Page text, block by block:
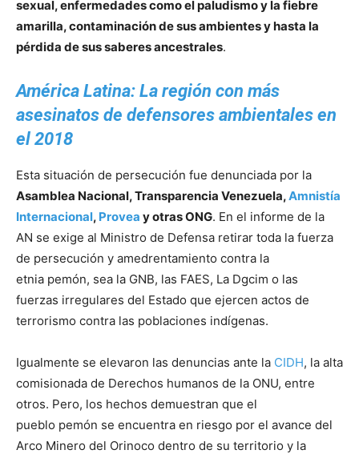
sexual, enfermedades como el paludismo y la fiebre
amarilla, contaminación de sus ambientes y hasta la
pérdida de sus saberes ancestrales.
América Latina: La región con más
asesinatos de defensores ambientales en
el 2018
Esta situación de persecución fue denunciada por la
Asamblea Nacional, Transparencia Venezuela,Amnistía
Internacional, Provea y otras ONG. En el informe de la
AN se exige al Ministro de Defensa retirar toda la fuerza
de persecución y amedrentamiento contra la
etnia pemón, sea la GNB, las FAES, La Dgcim o las
fuerzas irregulares del Estado que ejercen actos de
terrorismo contra las poblaciones indígenas.
Igualmente se elevaron las denuncias ante la CIDH, la alta
comisionada de Derechos humanos de la ONU, entre
otros. Pero, los hechos demuestran que el
pueblo pemón se encuentra en riesgo por el avance del
Arco Minero del Orinoco dentro de su territorio y la